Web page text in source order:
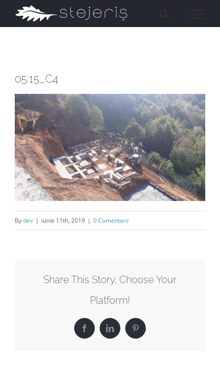
to
05.15_C4
Bydev | iunie 11th, 2019 | 0 Comentarii
Share This Story, Choose Your
Platform!
FacebookLinkedInPinterest